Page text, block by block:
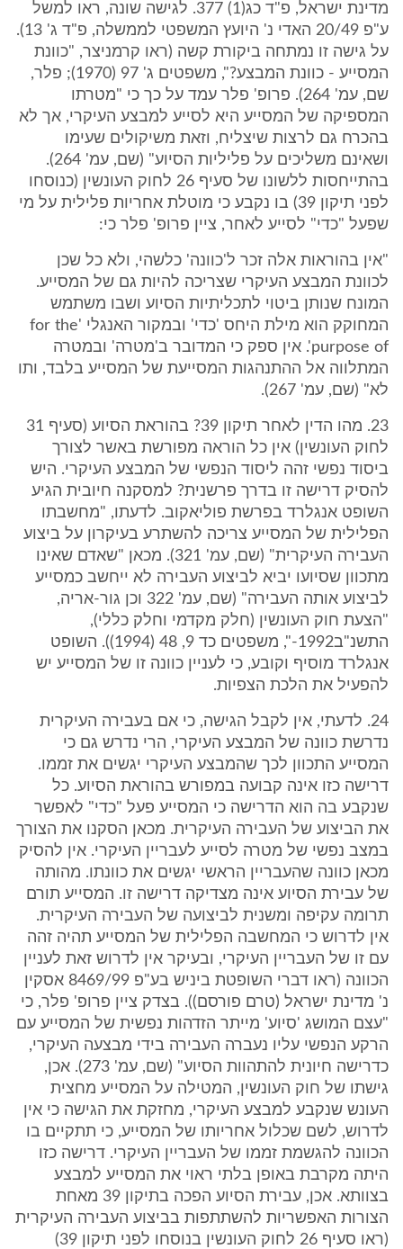
מדינת ישראל, פ"ד כג(1) 377. לגישה שונה, ראו למשל
ע"פ 20/49 האדי נ' היועץ המשפטי לממשלה, פ"ד ג' 13).
על גישה זו נמתחה ביקורת קשה (ראו קרמניצר, "כוונת
המסייע - כוונת המבצע?", משפטים ג' 97 (1970); פלר,
שם, עמ' 264). פרופ' פלר עמד על כך כי "מטרתו
המספיקה של המסייע היא לסייע למבצע העיקרי, אך לא
בהכרח גם לרצות שיצליח, וזאת משיקולים שעימו
ושאינם משליכים על פליליות הסיוע" (שם, עמ' 264).
בהתייחסות ללשונו של סעיף 26 לחוק העונשין (כנוסחו
לפני תיקון 39) בו נקבע כי מוטלת אחריות פלילית על מי
שפעל "כדי" לסייע לאחר, ציין פרופ' פלר כי:
"אין בהוראות אלה זכר ל'כוונה' כלשהי, ולא כל שכן
לכוונת המבצע העיקרי שצריכה להיות גם של המסייע.
המונח שנותן ביטוי לתכליתיות הסיוע ושבו משתמש
המחוקק הוא מילת היחס 'כדי' ובמקור האנגלי 'for the
purpose of'. אין ספק כי המדובר ב'מטרה' ובמטרה
המתלווה אל ההתנהגות המסייעת של המסייע בלבד, ותו
לא" (שם, עמ' 267).
23. מהו הדין לאחר תיקון 39? בהוראת הסיוע (סעיף 31
לחוק העונשין) אין כל הוראה מפורשת באשר לצורך
ביסוד נפשי זהה ליסוד הנפשי של המבצע העיקרי. היש
להסיק דרישה זו בדרך פרשנית? למסקנה חיובית הגיע
השופט אנגלרד בפרשת פוליאקוב. לדעתו, "מחשבתו
הפלילית של המסייע צריכה להשתרע בעיקרון על ביצוע
העבירה העיקרית" (שם, עמ' 321). מכאן "שאדם שאינו
מתכוון שסיועו יביא לביצוע העבירה לא ייחשב כמסייע
לביצוע אותה העבירה" (שם, עמ' 322 וכן גור-אריה,
"הצעת חוק העונשין (חלק מקדמי וחלק כללי),
התשנ"ב1992-", משפטים כד 9, 48 (1994)). השופט
אנגלרד מוסיף וקובע, כי לעניין כוונה זו של המסייע יש
להפעיל את הלכת הצפיות.
24. לדעתי, אין לקבל הגישה, כי אם בעבירה העיקרית
נדרשת כוונה של המבצע העיקרי, הרי נדרש גם כי
המסייע התכוון לכך שהמבצע העיקרי יגשים את זממו.
דרישה כזו אינה קבועה במפורש בהוראת הסיוע. כל
שנקבע בה הוא הדרישה כי המסייע פעל "כדי" לאפשר
את הביצוע של העבירה העיקרית. מכאן הסקנו את הצורך
במצב נפשי של מטרה לסייע לעבריין העיקרי. אין להסיק
מכאן כוונה שהעבריין הראשי יגשים את כוונתו. מהותה
של עבירת הסיוע אינה מצדיקה דרישה זו. המסייע תורם
תרומה עקיפה ומשנית לביצועה של העבירה העיקרית.
אין לדרוש כי המחשבה הפלילית של המסייע תהיה זהה
עם זו של העבריין העיקרי, ובעיקר אין לדרוש זאת לעניין
הכוונה (ראו דברי השופטת ביניש בע"פ 8469/99 אסקין
נ' מדינת ישראל (טרם פורסם)). בצדק ציין פרופ' פלר, כי
"עצם המושג 'סיוע' מייתר הזדהות נפשית של המסייע עם
הרקע הנפשי עליו נעברה העבירה בידי מבצעה העיקרי,
כדרישה חיונית להתהוות הסיוע" (שם, עמ' 273). אכן,
גישתו של חוק העונשין, המטילה על המסייע מחצית
העונש שנקבע למבצע העיקרי, מחזקת את הגישה כי אין
לדרוש, לשם שכלול אחריותו של המסייע, כי תתקיים בו
הכוונה להגשמת זממו של העבריין העיקרי. דרישה כזו
היתה מקרבת באופן בלתי ראוי את המסייע למבצע
בצוותא. אכן, עבירת הסיוע הפכה בתיקון 39 מאחת
הצורות האפשריות להשתתפות בביצוע העבירה העיקרית
(ראו סעיף 26 לחוק העונשין בנוסחו לפני תיקון 39)